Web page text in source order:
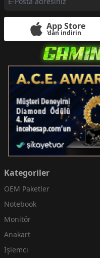
App Store
'dan indirin
Kategoriler
OEM Paketler
Notebook
Monitör
Anakart
İşlemci